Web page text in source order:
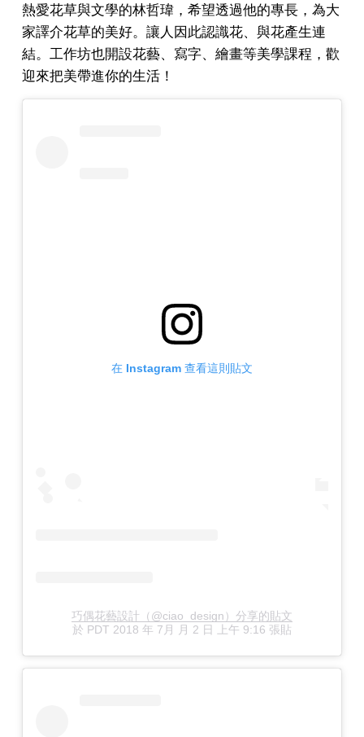
熱愛花草與文學的林哲瑋，希望透過他的專長，為大
家譯介花草的美好。讓人因此認識花、與花產生連
結。工作坊也開設花藝、寫字、繪畫等美學課程，歡
迎來把美帶進你的生活！
在 Instagram 查看這則貼文
巧偶花藝設計（@ciao_design）分享的貼文
於 PDT 2018 年 7月 月 2 日 上午 9:16 張貼